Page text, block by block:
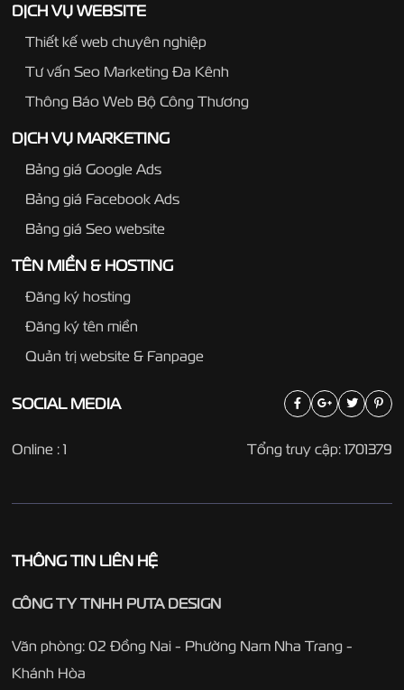
DỊCH VỤ WEBSITE
Thiết kế web chuyên nghiệp
Tư vấn Seo Marketing Đa Kênh
Thông Báo Web Bộ Công Thương
DỊCH VỤ MARKETING
Bảng giá Google Ads
Bảng giá Facebook Ads
Bảng giá Seo website
TÊN MIỀN & HOSTING
Đăng ký hosting
Đăng ký tên miền
Quản trị website & Fanpage
SOCIALMEDIA
Tổng truy cập: 1701379
Online : 1
THÔNG TIN LIÊN HỆ
CÔNG TY TNHH PUTA DESIGN
Văn phòng: 02 Đồng Nai - Phường Nam Nha Trang -
Khánh Hòa